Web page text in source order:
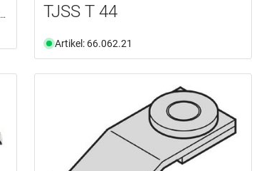
TJSS T 44
Artikel: 66.062.21